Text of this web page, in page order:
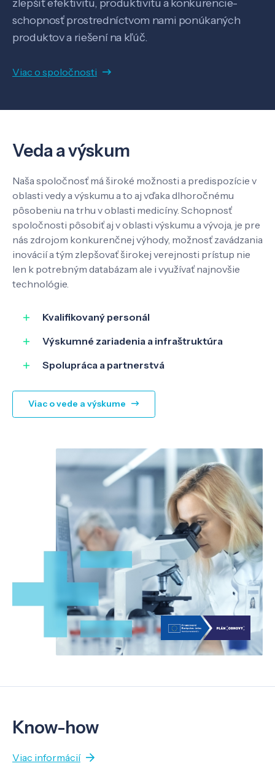
Veda a výskum
Pôsobenie
Know-how
O nás
Kontakt
zlepšiť efektivitu, produktivitu a konkurencie-
schopnosť prostredníctvom nami ponúkaných
produktov a riešení na kľúč.
Viac o spoločnosti
Veda a výskum
Naša spoločnosť má široké možnosti a predispozície v
oblasti vedy a výskumu a to aj vďaka dlhoročnému
pôsobeniu na trhu v oblasti medicíny. Schopnosť
spoločnosti pôsobiť aj v oblasti výskumu a vývoja, je pre
nás zdrojom konkurenčnej výhody, možnosť zavádzania
inovácií a tým zlepšovať širokej verejnosti prístup nie
len k potrebným databázam ale i využívať najnovšie
technológie.
Kvalifikovaný personál
Výskumné zariadenia a infraštruktúra
Spolupráca a partnerstvá
Viac o vede a výskume
Know-how
Viac informácií